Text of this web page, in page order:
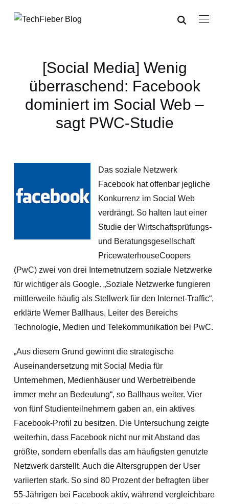
[Social Media] Wenig
überraschend: Facebook
dominiert im Social Web –
sagt PWC-Studie
Das soziale Netzwerk
Facebook hat offenbar jegliche
Konkurrenz im Social Web
verdrängt. So halten laut einer
Studie der Wirtschaftsprüfungs-
und Beratungsgesellschaft
PricewaterhouseCoopers
(PwC) zwei von drei Internetnutzern soziale Netzwerke
für wichtiger als Google. „Soziale Netzwerke fungieren
mittlerweile häufig als Stellwerk für den Internet-Traffic“,
erklärte Werner Ballhaus, Leiter des Bereichs
Technologie, Medien und Telekommunikation bei PwC.
„Aus diesem Grund gewinnt die strategische
Auseinandersetzung mit Social Media für
Unternehmen, Medienhäuser und Werbetreibende
immer mehr an Bedeutung“, so Ballhaus weiter. Vier
von fünf Studienteilnehmern gaben an, ein aktives
Facebook-Profil zu besitzen. Die Untersuchung zeigte
weiterhin, dass Facebook nicht nur mit Abstand das
größte, sondern ebenfalls das am häufigsten genutzte
Netzwerk darstellt. Auch die Altersgruppen der User
variierten stark. So sind 80 Prozent der befragten über
55-Jährigen bei Facebook aktiv, während vergleichbare